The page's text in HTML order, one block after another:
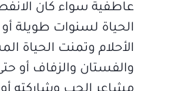
عاطفية سواء كان
الحياة لسنوات
الأحلام وتمنت الحياة
والفستان والزفاف أو